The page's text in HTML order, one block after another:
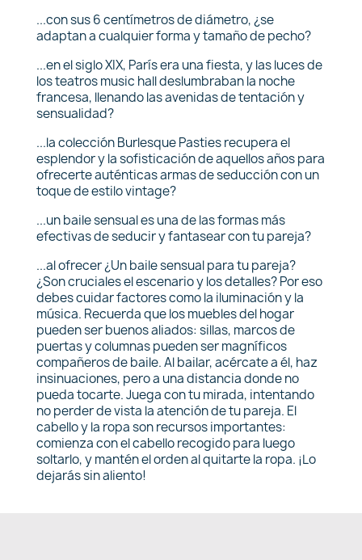
...con sus 6 centímetros de diámetro, ¿se
adaptan a cualquier forma y tamaño de pecho?
...en el siglo XIX, París era una fiesta, y las luces de
los teatros music hall deslumbraban la noche
francesa, llenando las avenidas de tentación y
sensualidad?
...la colección Burlesque Pasties recupera el
esplendor y la sofisticación de aquellos años para
ofrecerte auténticas armas de seducción con un
toque de estilo vintage?
...un baile sensual es una de las formas más
efectivas de seducir y fantasear con tu pareja?
...al ofrecer ¿Un baile sensual para tu pareja?
¿Son cruciales el escenario y los detalles? Por eso
debes cuidar factores como la iluminación y la
música. Recuerda que los muebles del hogar
pueden ser buenos aliados: sillas, marcos de
puertas y columnas pueden ser magníficos
compañeros de baile. Al bailar, acércate a él, haz
insinuaciones, pero a una distancia donde no
pueda tocarte. Juega con tu mirada, intentando
no perder de vista la atención de tu pareja. El
cabello y la ropa son recursos importantes:
comienza con el cabello recogido para luego
soltarlo, y mantén el orden al quitarte la ropa. ¡Lo
dejarás sin aliento!